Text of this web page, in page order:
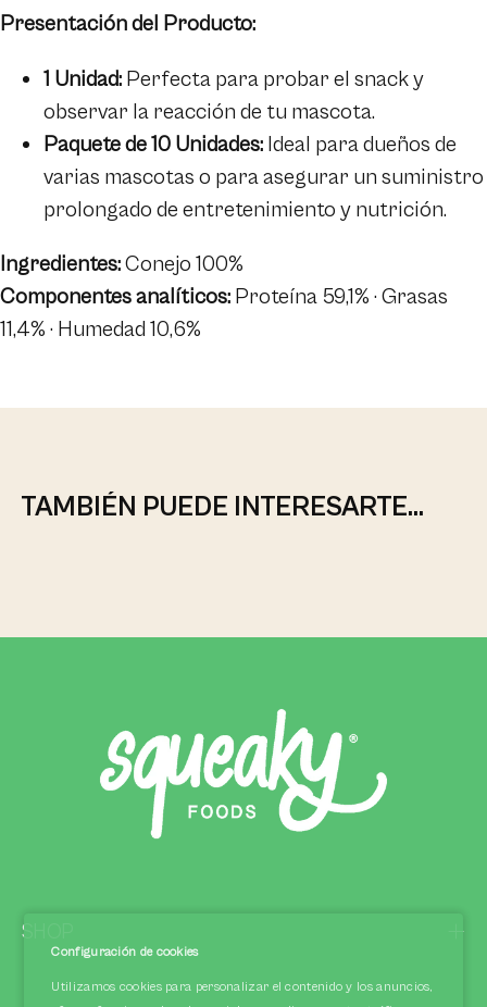
Presentación del Producto:
1 Unidad: Perfecta para probar el snack y
observar la reacción de tu mascota.
Paquete de 10 Unidades: Ideal para dueños de
varias mascotas o para asegurar un suministro
prolongado de entretenimiento y nutrición.
Ingredientes:Conejo 100%
Componentes analíticos: Proteína 59,1% · Grasas
11,4% · Humedad 10,6%
TAMBIÉN PUEDE INTERESARTE...
SHOP
Configuración de cookies
Utilizamos cookies para personalizar el contenido y los anuncios,